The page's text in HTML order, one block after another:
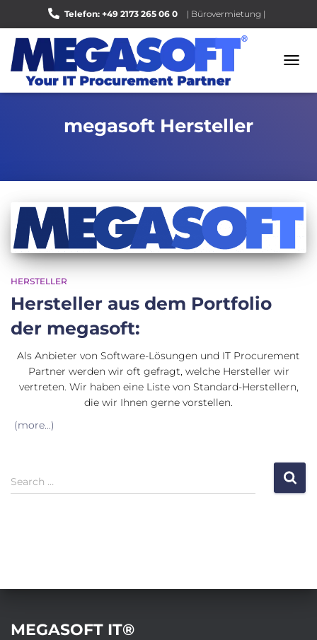
Telefon: +49 2173 265 06 0 | Bürovermietung |
Bewerten Sie uns auf Google |
megasoft Hersteller
HERSTELLER
Hersteller aus dem Portfolio
der megasoft:
Als Anbieter von Software-Lösungen und IT Procurement
Partner werden wir oft gefragt, welche Hersteller wir
vertreten. Wir haben eine Liste von Standard-Herstellern,
die wir Ihnen gerne vorstellen.
(more…)
S
e
Search …
MEGASOFT IT®